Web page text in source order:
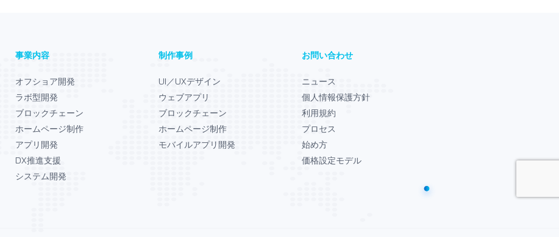
事業内容
オフショア開発
ラボ型開発
ブロックチェーン
ホームページ制作
アプリ開発
DX推進支援
システム開発
制作事例
UI／UXデザイン
ウェブアプリ
ブロックチェーン
ホームページ制作
モバイルアプリ開発
お問い合わせ
ニュース
個人情報保護方針
利用規約
プロセス
始め方
価格設定モデル